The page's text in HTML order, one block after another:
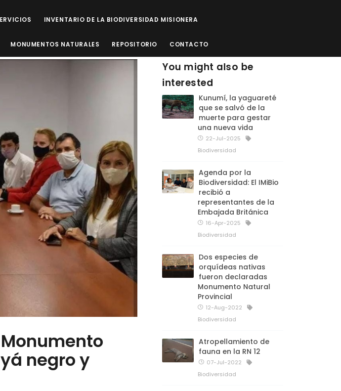
INVENTARIO DE LA BIODIVERSIDAD MISIONERA
MONUMENTOS NATURALES REPOSITORIO CONTACTO
negro y
You might also be
interested
Kunumí, la yaguareté
que se salvó de la
muerte para gestar
una nueva vida
22-Jul-2025
Biodiversidad
Agenda por la
Biodiversidad: El IMiBio
recibió a
representantes de la
Embajada Británica
16-Apr-2025
Biodiversidad
Dos especies de
orquídeas nativas
fueron declaradas
Monumento Natural
Provincial
12-Aug-2022
Biodiversidad
Atropellamiento de
fauna en la RN 12
07-Jul-2022
Biodiversidad